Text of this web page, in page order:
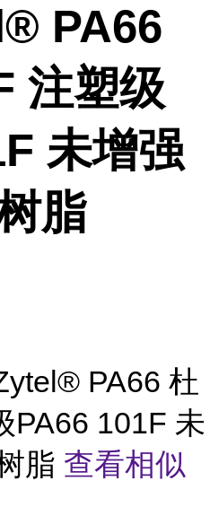
PA66
注塑级
未增强
脂
PA66 杜
PA66 101F 未
脂 查看相似